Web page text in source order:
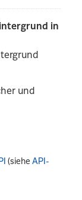
in
und
(sieheAPI-